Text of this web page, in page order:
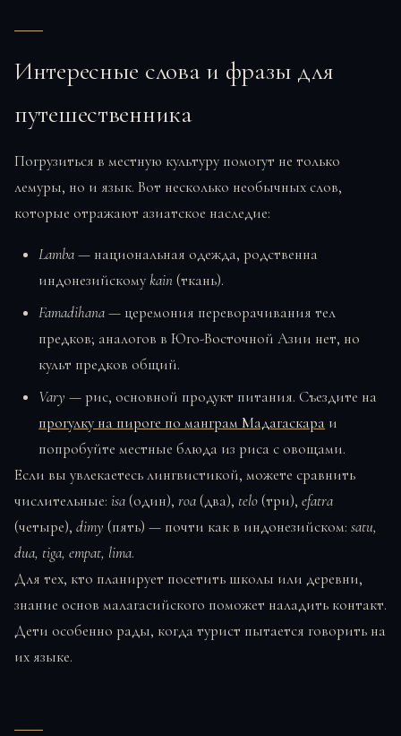
Интересные слова и фразы для
путешественника
Погрузиться в местную культуру помогут не только
лемуры, но и язык. Вот несколько необычных слов,
которые отражают азиатское наследие:
Lamba— национальная одежда, родственна
индонезийскомуkain(ткань).
Famadihana— церемония переворачивания тел
предков; аналогов в Юго-Восточной Азии нет, но
культ предков общий.
Vary — рис, основной продукт питания. Съездите на
прогулку на пироге по манграм Мадагаскара и
попробуйте местные блюда из риса с овощами.
Если вы увлекаетесь лингвистикой, можете сравнить
числительные: isa(один), roa(два), telo(три), efatra
(четыре), dimy (пять) — почти как в индонезийском: satu,
dua, tiga, empat, lima.
Для тех, кто планирует посетить школы или деревни,
знание основ малагасийского поможет наладить контакт.
Дети особенно рады, когда турист пытается говорить на
их языке.